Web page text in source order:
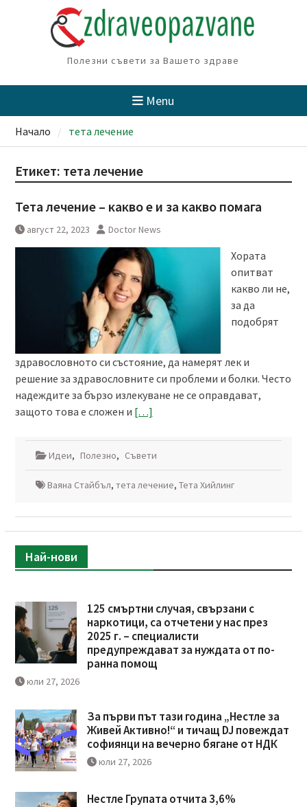
Полезни съвети за Вашето здраве
Menu
Начало тета лечение
Етикет: тета лечение
Тета лечение – какво е и за какво помага
август 22, 2023 Doctor News
Хората
опитват
какво ли не,
за да
подобрят
здравословното си състояние, да намерят лек и
решение за здравословните си проблеми и болки. Често
надеждите за бързо излекуване не се оправдават,
защото това е сложен и […]
Идеи, Полезно, Съвети
Ваяна Стайбъл, тета лечение, Тета Хийлинг
Най-нови
125 смъртни случая, свързани с
наркотици, са отчетени у нас през
2025 г. – специалисти
предупреждават за нуждата от по-
ранна помощ
юли 27, 2026
За първи път тази година „Нестле за
Живей Активно!“ и тичащ DJ повеждат
софиянци на вечерно бягане от НДК
юли 27, 2026
Нестле Групата отчита 3,6%